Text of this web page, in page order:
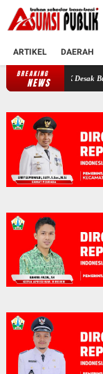
ARTIKEL DAERAH
BREAKING
NEWS Polemik